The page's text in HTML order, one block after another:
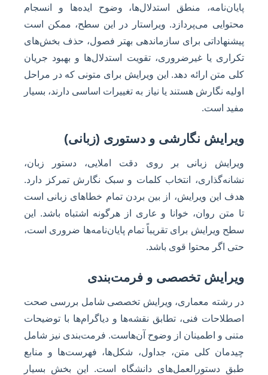
پایان‌نامه، منطق استدلال‌ها، وضوح ایده‌ها و انسجام
محتوایی می‌پردازد. ویراستار در این سطح، ممکن است
پیشنهاداتی برای سازماندهی بهتر فصول، حذف بخش‌های
تکراری یا غیرضروری، تقویت استدلال‌ها و بهبود جریان
کلی متن ارائه دهد. این ویرایش برای متونی که در مراحل
اولیه نگارش هستند یا نیاز به تغییرات اساسی دارند، بسیار
مفید است.
ویرایش نگارشی و دستوری (زبانی)
ویرایش زبانی بر روی دقت املایی، دستور زبان،
نشانه‌گذاری، انتخاب کلمات و سبک نگارش تمرکز دارد.
هدف این ویرایش، از بین بردن تمام خطاهای زبانی است
تا متن روان، خوانا و عاری از هرگونه اشتباه باشد. این
سطح ویرایش برای تقریباً تمام پایان‌نامه‌ها ضروری است،
حتی اگر محتوا قوی باشد.
ویرایش تخصصی و فرمت‌بندی
در رشته معماری، ویرایش تخصصی شامل بررسی صحت
اصطلاحات فنی، تطابق نقشه‌ها و دیاگرام‌ها با توضیحات
متنی و اطمینان از وضوح آن‌هاست. فرمت‌بندی نیز شامل
چیدمان کلی متن، جداول، شکل‌ها، فهرست‌ها و منابع
طبق دستورالعمل‌های دانشگاه است. این بخش بسیار